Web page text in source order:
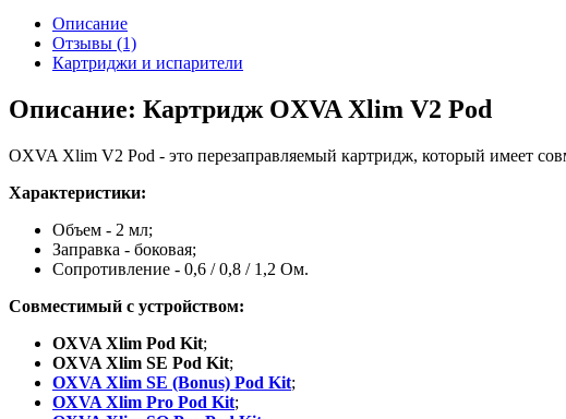
Описание
Отзывы (1)
Картриджи и испарители
Описание: Картридж OXVA Xlim V2 Pod
OXVA Xlim V2 Pod - это перезаправляемый картридж, который имеет
Характеристики:
Объем - 2 мл;
Заправка - боковая;
Сопротивление - 0,6 / 0,8 / 1,2 Ом.
Совместимый с устройством:
OXVA Xlim Pod Kit;
OXVA Xlim SE Pod Kit;
OXVA Xlim SE (Bonus) Pod Kit;
OXVA Xlim Pro Pod Kit;